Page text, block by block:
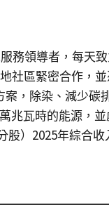
務領導者，每天
社區緊密合作，
，除染、減少碳
萬兆瓦時的能源，並
股） 2025年綜合收